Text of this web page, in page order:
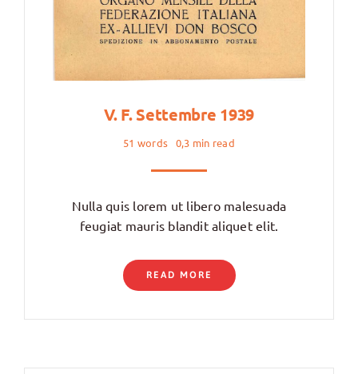
V. F. Settembre 1939
51 words 0,3 min read
Nulla quis lorem ut libero malesuada
feugiat mauris blandit aliquet elit.
READ MORE